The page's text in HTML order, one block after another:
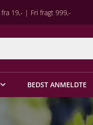
fra 19,- | Fri fragt 999,-
BEDST ANMELDTE